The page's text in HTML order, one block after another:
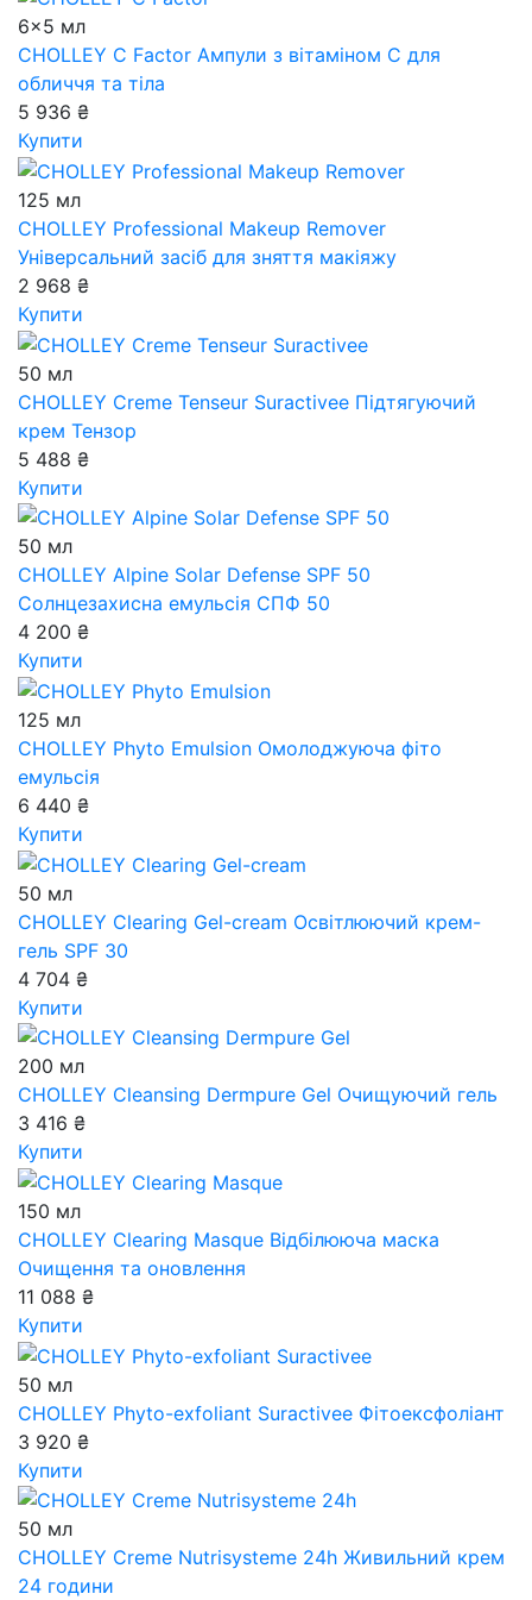
6x5 мл
CHOLLEY C Factor Ампули з вітаміном С для
обличчя та тіла
5 936 ₴
Купити
125 мл
CHOLLEY Professional Makeup Remover
Універсальний засіб для зняття макіяжу
2 968 ₴
Купити
50 мл
CHOLLEY Creme Tenseur Suractivee Підтягуючий
крем Тензор
5 488 ₴
Купити
50 мл
CHOLLEY Alpine Solar Defense SPF 50
Солнцезахисна емульсія СПФ 50
4 200 ₴
Купити
125 мл
CHOLLEY Phyto Emulsion Омолоджуюча фіто
емульсія
6 440 ₴
Купити
50 мл
CHOLLEY Clearing Gel-cream Освітлюючий крем-
гель SPF 30
4 704 ₴
Купити
200 мл
CHOLLEY Cleansing Dermpure Gel Очищуючий гель
3 416 ₴
Купити
150 мл
CHOLLEY Clearing Masque Відбілююча маска
Очищення та оновлення
11 088 ₴
Купити
50 мл
CHOLLEY Phyto-exfoliant Suractivee Фітоексфоліант
3 920 ₴
Купити
50 мл
CHOLLEY Creme Nutrisysteme 24h Живильний крем
24 години